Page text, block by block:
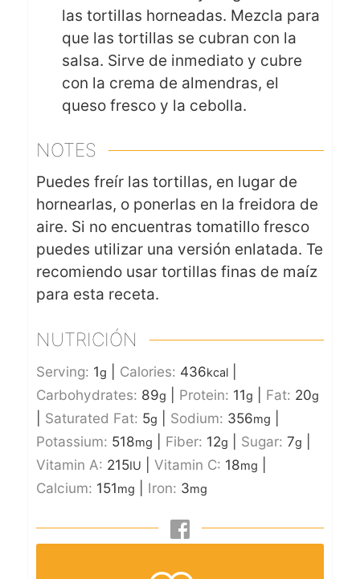
las tortillas horneadas. Mezcla para
que las tortillas se cubran con la
salsa. Sirve de inmediato y cubre
con la crema de almendras, el
queso fresco y la cebolla.
NOTES
Puedes freír las tortillas, en lugar de
hornearlas, o ponerlas en la freidora de
aire. Si no encuentras tomatillo fresco
puedes utilizar una versión enlatada. Te
recomiendo usar tortillas finas de maíz
para esta receta.
NUTRICIÓN
Serving: 1g Calories: 436kcal|
Carbohydrates: 89g Protein: 11g Fat: 20g
Saturated Fat: 5g Sodium: 356mg
Potassium: 518mg Fiber: 12g Sugar: 7g
Vitamin A: 215IU Vitamin C: 18mg
Calcium: 151mg Iron: 3mg